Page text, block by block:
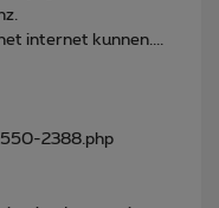
internet kunnen....
2388.php